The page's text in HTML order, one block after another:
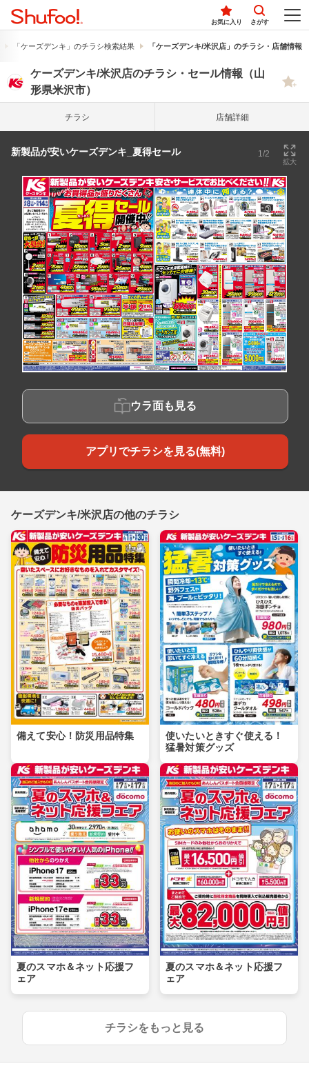
お気に入り さがす
「ケーズデンキ」のチラシ検索結果 「ケーズデンキ/米沢店」のチラシ・店舗情報
ケーズデンキ/米沢店のチラシ・セール情報（山
形県米沢市）
チラシ 店舗詳細
新製品が安いケーズデンキ_夏得セール 1/2
拡大
ウラ面も見る
アプリでチラシを見る(無料)
ケーズデンキ/米沢店の他のチラシ
備えて安心！防災用品特集
使いたいときすぐ使える！
猛暑対策グッズ
夏のスマホ＆ネット応援フ
ェア
夏のスマホ＆ネット応援フ
ェア
チラシをもっと見る